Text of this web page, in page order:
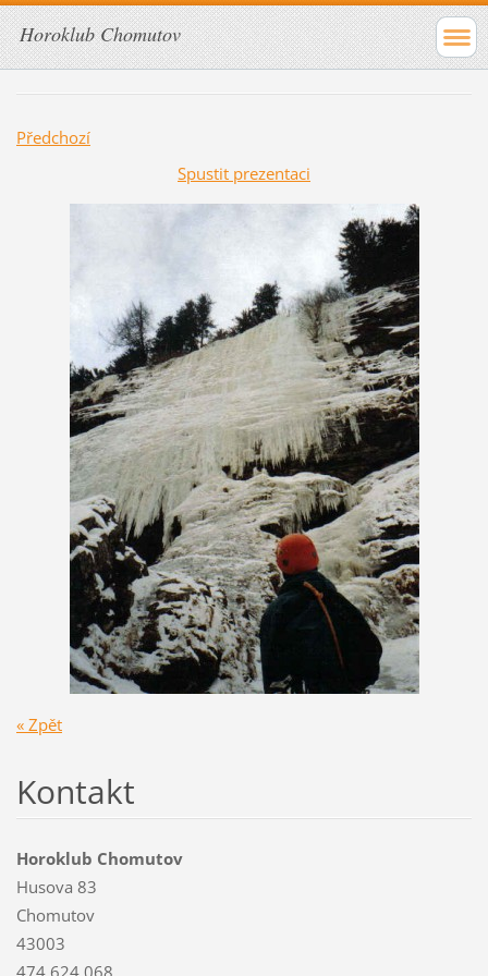
Horoklub Chomutov
Předchozí
Spustit prezentaci
« Zpět
Kontakt
Horoklub Chomutov
Husova 83
Chomutov
43003
474 624 068